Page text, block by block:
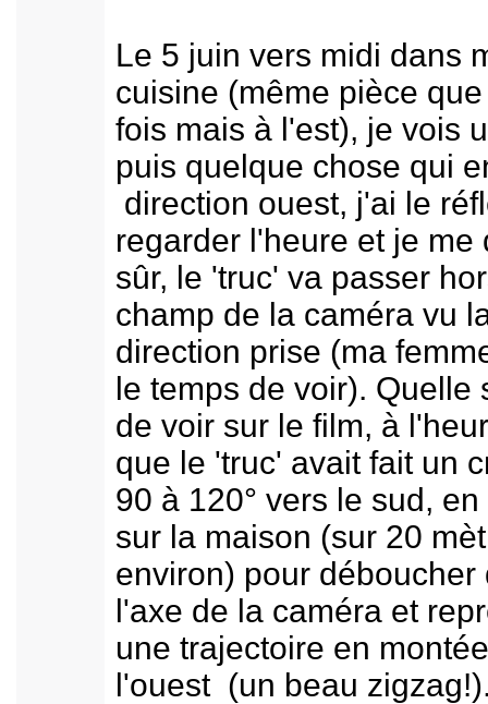
Le 5 juin vers midi dans
cuisine (même pièce
fois mais à l'est), je vois
puis quelque chose qui
direction ouest, j'ai le
regarder l'heure et je me
sûr, le 'truc' va passer
champ de la caméra vu
direction prise (ma
le temps de voir). Quelle
de voir sur le film, à
que le 'truc' avait fait un
90 à 120° vers le sud,
sur la maison (sur 20
environ) pour déboucher
l'axe de la caméra et
une trajectoire en
l'ouest (un beau